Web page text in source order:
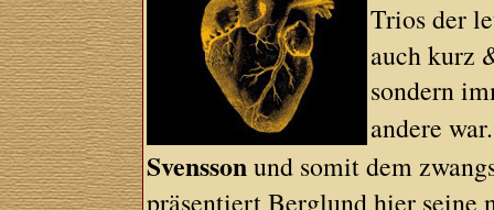
Trios der
auch kurz
sondern
andere
Svenssonund somit dem
präsentiert Berglund hier seine